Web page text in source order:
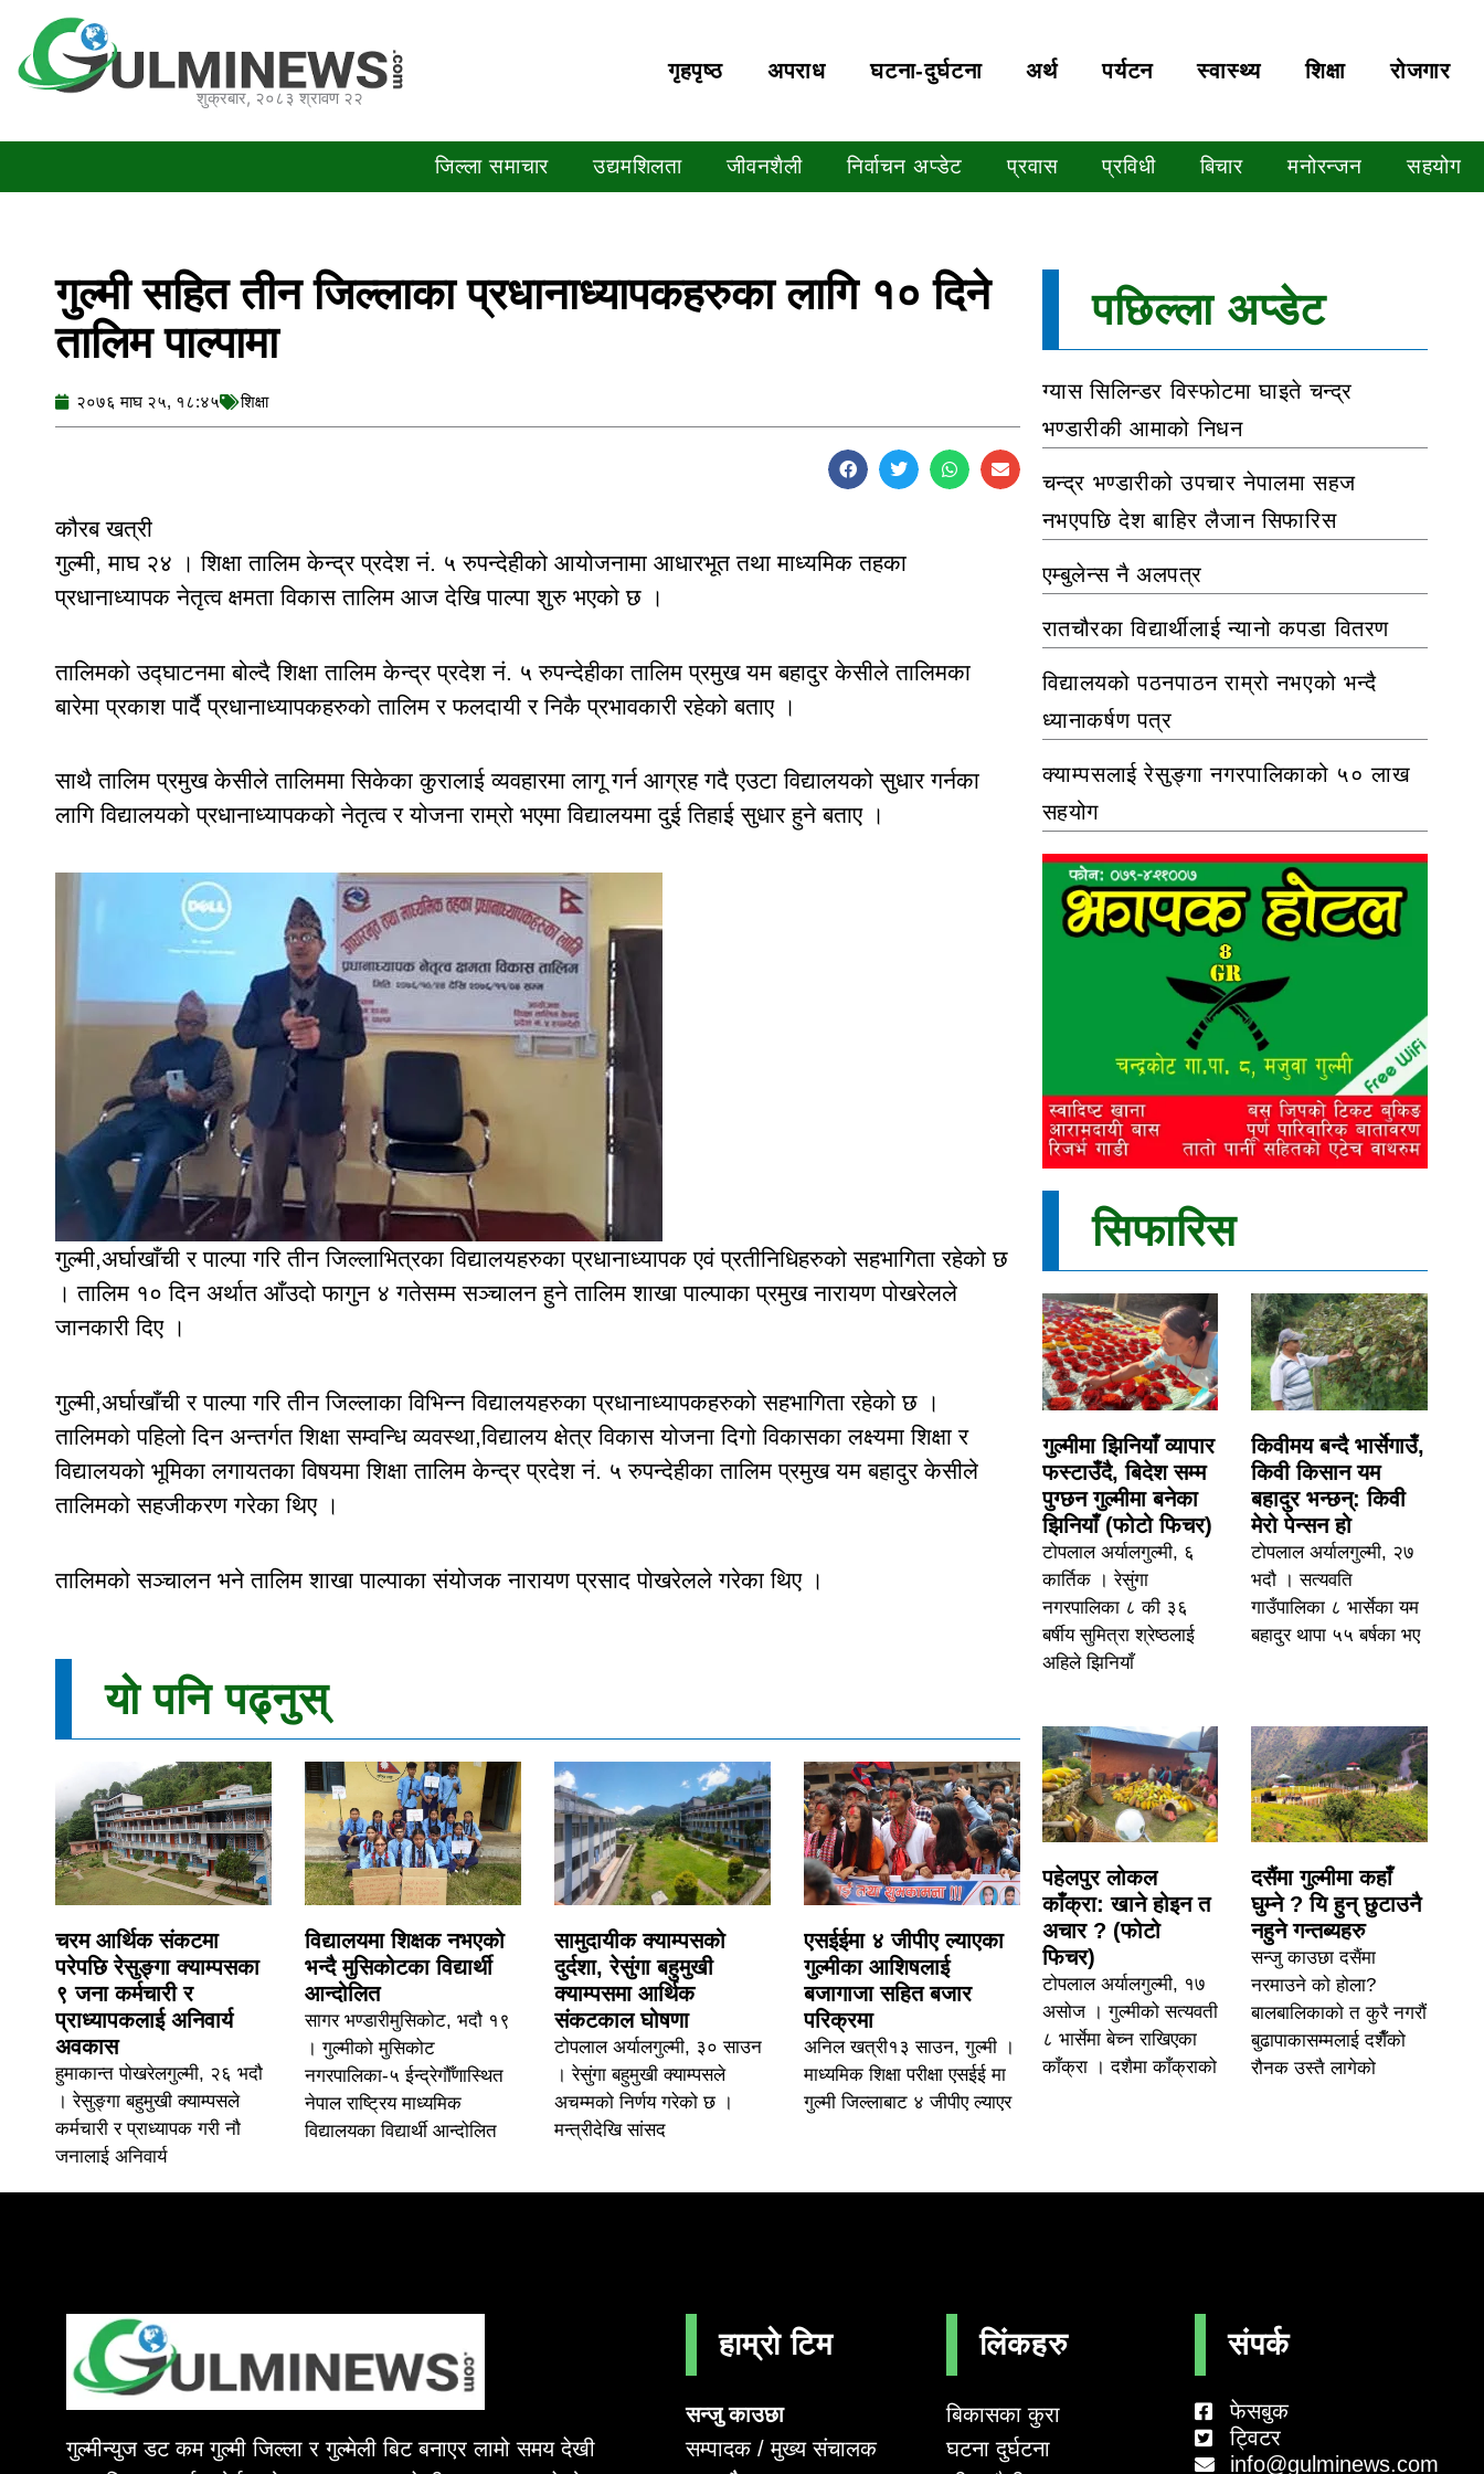
content
शुक्रबार, २०८३ श्रावण २२
गृहपृष्‍ठ अपराध घटना-दुर्घटना अर्थ पर्यटन स्वास्थ्य शिक्षा रोजगार
जिल्ला समाचार उद्यमशिलता जीवनशैली निर्वाचन अप्डेट प्रवास प्रविधी बिचार मनोरन्जन सहयोग
गुल्मी सहित तीन जिल्लाका प्रधानाध्यापकहरुका लागि १० दिने
तालिम पाल्पामा
२०७६ माघ २५, १८:४५ शिक्षा
कौरब खत्री
गुल्मी, माघ २४ । शिक्षा तालिम केन्द्र प्रदेश नं. ५ रुपन्देहीको आयोजनामा आधारभूत तथा माध्यमिक तहका
प्रधानाध्यापक नेतृत्व क्षमता विकास तालिम आज देखि पाल्पा शुरु भएको छ ।
तालिमको उद्घाटनमा बोल्दै शिक्षा तालिम केन्द्र प्रदेश नं. ५ रुपन्देहीका तालिम प्रमुख यम बहादुर केसीले तालिमका
बारेमा प्रकाश पार्दै प्रधानाध्यापकहरुको तालिम र फलदायी र निकै प्रभावकारी रहेको बताए ।
साथै तालिम प्रमुख केसीले तालिममा सिकेका कुरालाई व्यवहारमा लागू गर्न आग्रह गदै एउटा विद्यालयको सुधार गर्नका
लागि विद्यालयको प्रधानाध्यापकको नेतृत्व र योजना राम्रो भएमा विद्यालयमा दुई तिहाई सुधार हुने बताए ।
गुल्मी,अर्घाखाँची र पाल्पा गरि तीन जिल्लाभित्रका विद्यालयहरुका प्रधानाध्यापक एवं प्रतीनिधिहरुको सहभागिता रहेको छ
। तालिम १० दिन अर्थात आँउदो फागुन ४ गतेसम्म सञ्चालन हुने तालिम शाखा पाल्पाका प्रमुख नारायण पोखरेलले
जानकारी दिए ।
गुल्मी,अर्घाखाँची र पाल्पा गरि तीन जिल्लाका विभिन्न विद्यालयहरुका प्रधानाध्यापकहरुको सहभागिता रहेको छ ।
तालिमको पहिलो दिन अन्तर्गत शिक्षा सम्वन्धि व्यवस्था,विद्यालय क्षेत्र विकास योजना दिगो विकासका लक्ष्यमा शिक्षा र
विद्यालयको भूमिका लगायतका विषयमा शिक्षा तालिम केन्द्र प्रदेश नं. ५ रुपन्देहीका तालिम प्रमुख यम बहादुर केसीले
तालिमको सहजीकरण गरेका थिए ।
तालिमको सञ्चालन भने तालिम शाखा पाल्पाका संयोजक नारायण प्रसाद पोखरेलले गरेका थिए ।
यो पनि पढ्नुस्
चरम आर्थिक संकटमा
परेपछि रेसुङ्गा क्याम्पसका
९ जना कर्मचारी र
प्राध्यापकलाई अनिवार्य
अवकास
हुमाकान्त पोखरेलगुल्मी, २६ भदौ
। रेसुङ्गा बहुमुखी क्याम्पसले
कर्मचारी र प्राध्यापक गरी नौ
जनालाई अनिवार्य
विद्यालयमा शिक्षक नभएको
भन्दै मुसिकोटका विद्यार्थी
आन्दोलित
सागर भण्डारीमुसिकोट, भदौ १९
। गुल्मीको मुसिकोट
नगरपालिका-५ ईन्द्रेगौँणास्थित
नेपाल राष्ट्रिय माध्यमिक
विद्यालयका विद्यार्थी आन्दोलित
सामुदायीक क्याम्पसको
दुर्दशा, रेसुंगा बहुमुखी
क्याम्पसमा आर्थिक
संकटकाल घोषणा
टोपलाल अर्यालगुल्मी, ३० साउन
। रेसुंगा बहुमुखी क्याम्पसले
अचम्मको निर्णय गरेको छ ।
मन्त्रीदेखि सांसद
एसईईमा ४ जीपीए ल्याएका
गुल्मीका आशिषलाई
बजागाजा सहित बजार
परिक्रमा
अनिल खत्री१३ साउन, गुल्मी ।
माध्यमिक शिक्षा परीक्षा एसईई मा
गुल्मी जिल्लाबाट ४ जीपीए ल्याएर
पछिल्ला अप्डेट
ग्यास सिलिन्डर विस्फोटमा घाइते चन्द्र
भण्डारीकी आमाको निधन
चन्द्र भण्डारीको उपचार नेपालमा सहज
नभएपछि देश बाहिर लैजान सिफारिस
एम्बुलेन्स नै अलपत्र
रातचौरका विद्यार्थीलाई न्यानो कपडा वितरण
विद्यालयको पठनपाठन राम्रो नभएको भन्दै
ध्यानाकर्षण पत्र
क्याम्पसलाई रेसुङ्गा नगरपालिकाको ५० लाख
सहयोग
सिफारिस
गुल्मीमा झिनियाँ व्यापार
फस्टाउँदै, बिदेश सम्म
पुग्छन गुल्मीमा बनेका
झिनियाँ (फोटो फिचर)
टोपलाल अर्यालगुल्मी, ६
कार्तिक । रेसुंगा
नगरपालिका ८ की ३६
बर्षीय सुमित्रा श्रेष्ठलाई
अहिले झिनियाँ
किवीमय बन्दै भार्सेगाउँ,
किवी किसान यम
बहादुर भन्छन्: किवी
मेरो पेन्सन हो
टोपलाल अर्यालगुल्मी, २७
भदौ । सत्यवति
गाउँपालिका ८ भार्सेका यम
बहादुर थापा ५५ बर्षका भए
पहेलपुर लोकल
काँक्रा: खाने होइन त
अचार ? (फोटो
फिचर)
टोपलाल अर्यालगुल्मी, १७
असोज । गुल्मीको सत्यवती
८ भार्सेमा बेच्न राखिएका
काँक्रा । दशैमा काँक्राको
दसैंमा गुल्मीमा कहाँ
घुम्ने ? यि हुन् छुटाउनै
नहुने गन्तब्यहरु
सन्जु काउछा दसैंमा
नरमाउने को होला?
बालबालिकाको त कुरै नगरौं
बुढापाकासम्मलाई दशैँको
रौनक उस्तै लागेको
गुल्मीन्युज डट कम गुल्मी जिल्ला र गुल्मेली बिट बनाएर लामो समय देखी
हाम्रो टिम
सन्जु काउछा
सम्पादक / मुख्य संचालक
लिंकहरु
बिकासका कुरा
घटना दुर्घटना
संपर्क
फेसबुक
ट्विटर
info@gulminews.com